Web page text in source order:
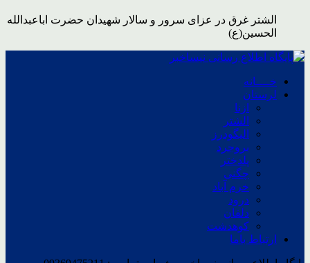
الشتر غرق در عزای سرور و سالار شهیدان حضرت اباعبدالله
الحسین(ع)
خــــانه
لرستان
ازنا
الشتر
الیگودرز
بروجرد
پلدختر
چگنی
خرم آباد
درود
دلفان
کوهدشت
ارتباط باما